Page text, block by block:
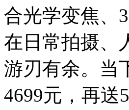
合光学变焦、
在日常拍摄、
游刃有余。当
4699元，再送